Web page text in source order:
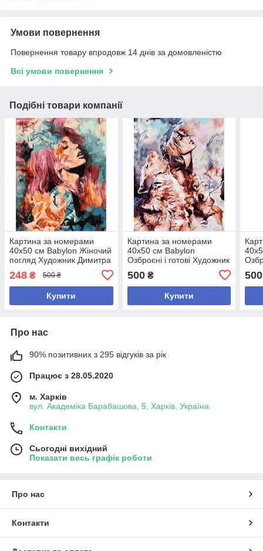
Умови повернення
Повернення товару впродовж 14 днів за домовленістю
Всі умови повернення
Подібні товари компанії
Картина за номерами
40х50 см Babylon Жіночий
погляд Художник Димитра
248 ₴ 500 ₴
Купити
Картина за номерами
40х50 см Babylon
Озброєні і готові Художник
Димитра Мілан (VP 977)
500₴
Купити
500
Про нас
90% позитивних з 295 відгуків за рік
Працює з 28.05.2020
м. Харків
вул. Академіка Барабашова, 5, Харків, Україна
Контакти
Сьогодні вихідний
Показати весь графік роботи
Про нас
Контакти